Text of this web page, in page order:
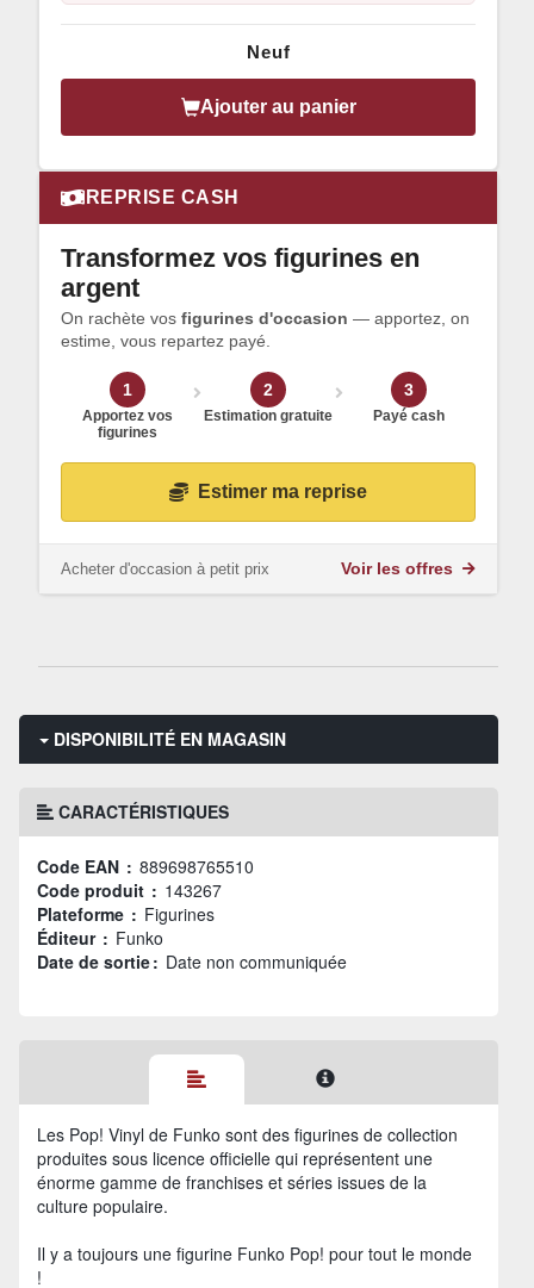
Neuf
Ajouter au panier
REPRISE CASH
Transformez vos figurines en
argent
On rachète vos figurines d'occasion — apportez, on
estime, vous repartez payé.
1
Apportez vos
figurines
2
Estimation gratuite
3
Payé cash
Estimer ma reprise
Acheter d'occasion à petit prix Voir les offres
DISPONIBILITÉ EN MAGASIN
CARACTÉRISTIQUES
Code EAN : 889698765510
Code produit : 143267
Plateforme : Figurines
Éditeur : Funko
Date de sortie : Date non communiquée
Les Pop! Vinyl de Funko sont des figurines de collection
produites sous licence officielle qui représentent une
énorme gamme de franchises et séries issues de la
culture populaire.
Il y a toujours une figurine Funko Pop! pour tout le monde
!